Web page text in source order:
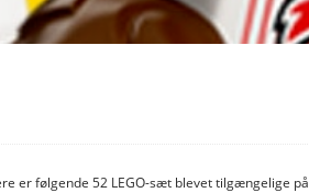
er følgende 52 LEGO-sæt blevet tilgængelige på